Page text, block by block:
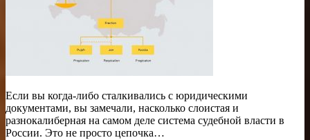
Если вы когда-либо сталкивались с юридическими
документами, вы замечали, насколько слоистая и
разнокалиберная на самом деле система судебной власти в
России. Это не просто цепочка…